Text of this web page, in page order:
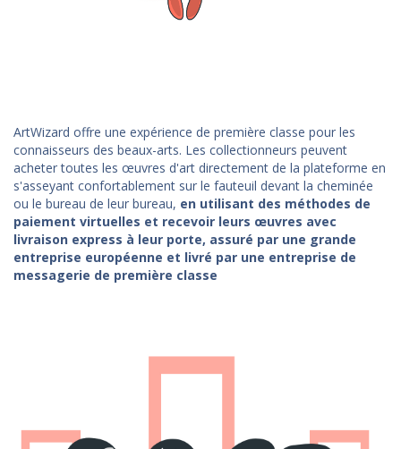
ArtWizard offre une expérience de première classe pour les
connaisseurs des beaux-arts. Les collectionneurs peuvent
acheter toutes les œuvres d'art directement de la plateforme en
s'asseyant confortablement sur le fauteuil devant la cheminée
ou le bureau de leur bureau, en utilisant des méthodes de
paiement virtuelles et recevoir leurs œuvres avec
livraison express à leur porte, assuré par une grande
entreprise européenne et livré par une entreprise de
messagerie de première classe